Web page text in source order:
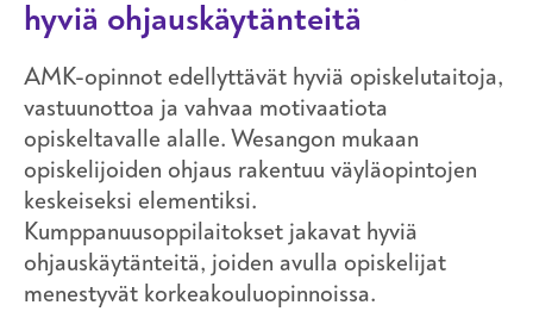
hyviä ohjauskäytänteitä
AMK-opinnot edellyttävät hyviä opiskelutaitoja,
vastuunottoa ja vahvaa motivaatiota
opiskeltavalle alalle. Wesangon mukaan
opiskelijoiden ohjaus rakentuu väyläopintojen
keskeiseksi elementiksi.
Kumppanuusoppilaitokset jakavat hyviä
ohjauskäytänteitä, joiden avulla opiskelijat
menestyvät korkeakouluopinnoissa.